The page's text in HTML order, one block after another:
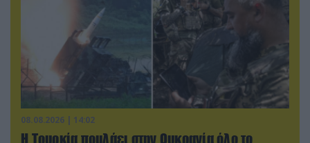
08.08.2026 | 14:02
Η Τουρκία πουλάει στην Ουκρανία όλο το